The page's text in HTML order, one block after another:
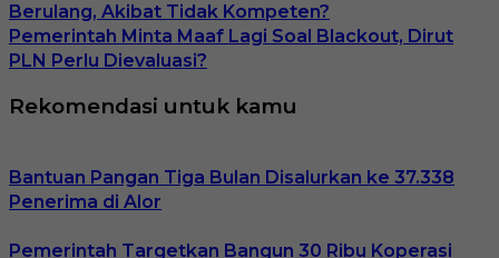
Berulang, Akibat Tidak Kompeten?
Pemerintah Minta Maaf Lagi Soal Blackout, Dirut
PLN Perlu Dievaluasi?
Rekomendasi untuk kamu
Bantuan Pangan Tiga Bulan Disalurkan ke 37.338
Penerima di Alor
Pemerintah Targetkan Bangun 30 Ribu Koperasi